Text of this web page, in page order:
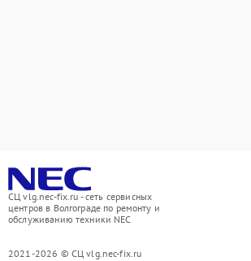
СЦ vlg.nec-fix.ru - сеть сервисных
центров в Волгограде по ремонту и
обслуживанию техники NEC
2021-2026 © СЦ vlg.nec-fix.ru